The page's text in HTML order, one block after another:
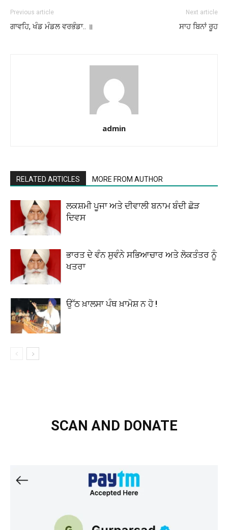
Previous article
ਗਾਵਹਿ, ਖੰਡ ਮੰਡਲ ਵਰਭੰਡਾ.. ॥
Next article
ਸਾਹ ਬਿਨਾਂ ਰੂਹ
admin
RELATED ARTICLES MORE FROM AUTHOR
ਲਕਸ਼ਮੀ ਪੂਜਾ ਅਤੇ ਦੀਵਾਲੀ ਬਨਾਮ ਬੰਦੀ ਛੋੜ
ਦਿਵਸ
ਭਾਰਤ ਦੇ ਵੰਨ ਸੁਵੰਨੇ ਸਭਿਆਚਾਰ ਅਤੇ ਲੋਕਤੰਤਰ ਨੂੰ
ਖਤਰਾ
ਉੱਠ ਖ਼ਾਲਸਾ ਪੰਥ ਖ਼ਾਮੋਸ਼ ਨ ਹੋ !
SCAN AND DONATE